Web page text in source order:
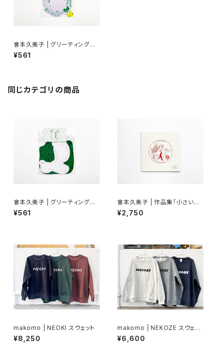
會本久美子 | グリーティングカ
ードセット A
¥561
同じカテゴリの商品
會本久美子 | グリーティングカ
ードセットB
¥561
會本久美子 | 作品集「小さい魔
法」
¥2,750
makomo | NEOKI スウェット
¥8,250
makomo | NEKOZE スウェッ
ト
¥6,600